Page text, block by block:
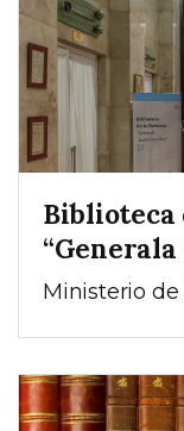
Biblioteca
Ministerio de